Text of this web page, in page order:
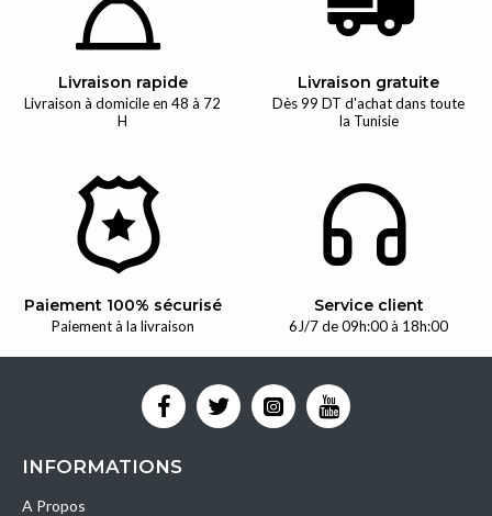
Livraison rapide
Livraison à domicile en 48 à 72
H
Livraison gratuite
Dès 99 DT d'achat dans toute
la Tunisie
Paiement 100% sécurisé
Paiement à la livraison
Service client
6J/7 de 09h:00 à 18h:00
INFORMATIONS
A Propos